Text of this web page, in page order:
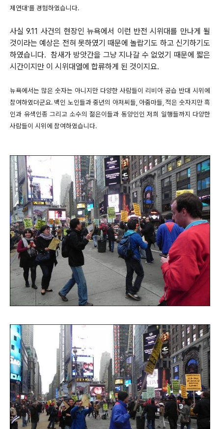
제연대'를 경험하였습니다.
사실 9.11 사건의 현장인 뉴욕에서 이런 반전 시위대를 만나게 될
것이라는 예상은 전혀 못하였기 때문에 놀랍기도 하고 신기하기도
하였습니다. 참새가 방앗간을 그냥 지나갈 수 없었기 때문에 짧은
시간이지만 이 시위대열에 합류하게 된 것이지요.
뉴욕에서는 많은 숫자는 아니지만 다양한 사람들이 리비아 공습 반대 시위에
참여하였더군요. 백인 노인들과 중년의 아저씨들, 아줌마들, 적은 숫자지만 흑
인과 유색인종 그리고 소수의 젊은이들과 동양인인 저희 일행들까지 다양한
사람들이 시위에 참여하였습니다.